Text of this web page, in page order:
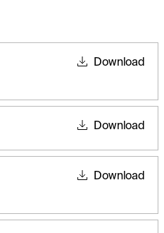
Download
Download
Download